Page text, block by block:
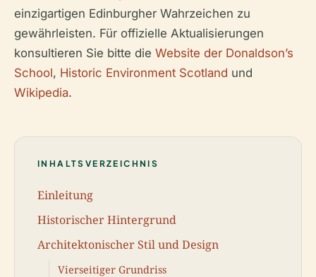
einzigartigen Edinburgher Wahrzeichen zu
gewährleisten. Für offizielle Aktualisierungen
konsultieren Sie bitte die Website der Donaldson’s
School, Historic Environment Scotland und
Wikipedia.
INHALTSVERZEICHNIS
Einleitung
Historischer Hintergrund
Architektonischer Stil und Design
Vierseitiger Grundriss